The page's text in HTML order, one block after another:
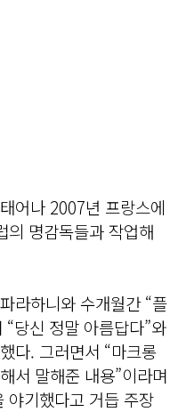
어나 2007년 프랑스에
의 명감독들과 작업해
라하니와 수개월간 “플
당신 정말 아름답다”와
다. 그러면서 “마크롱
서 말해준 내용”이라며
야기했다고 거듭 주장